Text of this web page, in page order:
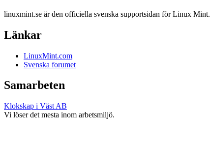
linuxmint.se är den officiella svenska supportsidan för Linux Mint.
Länkar
LinuxMint.com
Svenska forumet
Samarbeten
Klokskap i Väst AB
Vi löser det mesta inom arbetsmiljö.